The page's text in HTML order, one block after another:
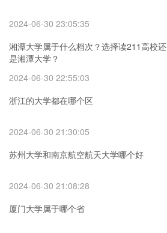
2024-06-30 23:05:35
湘潭大学属于什么档次？选择读211高校还
是湘潭大学？
2024-06-30 22:55:03
浙江的大学都在哪个区
2024-06-30 21:30:05
苏州大学和南京航空航天大学哪个好
2024-06-30 21:08:28
厦门大学属于哪个省